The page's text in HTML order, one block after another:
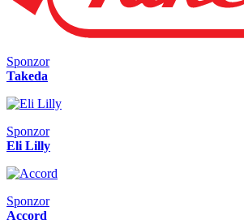
Sponzor
Takeda
Sponzor
Eli Lilly
Sponzor
Accord